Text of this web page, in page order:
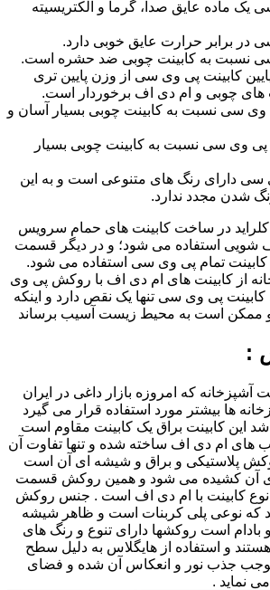
یک ماده عایق صدا، گرما و الکتریسیته
در برابر حرارت عایق خوبی دارد.
نسبت به کابینت چوبی ضد حشره است.
کابینت پی وی سی از وزن پایین تری
های چوبی و ام دی اف برخوردار است.
وی سی نسبت به کابینت چوبی بسیار آسان و
پی وی سی نسبت به کابینت چوبی بسیار
دارای رنگ های متنوعی است و به این
شدن مجدد ندارد.
کلراید در ساخت کابینت های حمام سرویس
شویی استفاده می شود؛ و در دیگر قسمت
کابینت تمام پی وی سی استفاده می شود.
از کابینت های ام دی اف با روکش پی وی
پی وی سی تنها یک نقص دارد و اینکه
و ممکن است به محیط زیست آسیب برساند
:
آشپزخانه که امروزه بازار داغی در ایران
ها بیشتر مورد استفاده قرار می گیرد
این کابینت براق یک کابینت مقاوم است
های ام دی اف ساخته شده و تنها تفاوت آن
پلاستیکی و براق و شیشه ای آن است
آن کشیده می شود و همین روکش قسمت
نوع کابینت با ام دی اف است . جنس روکش
که نوعی پلی کربنات است و ظاهر شیشه
بادام است روکشها دارای تنوع و رنگ های
و استفاده از هایگلاس به دلیل سطح
جذب نور و انعکاس آن شده و فضای
نماید .